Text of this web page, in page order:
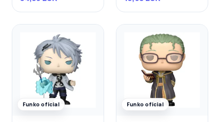
Funko oficial Funko oficial